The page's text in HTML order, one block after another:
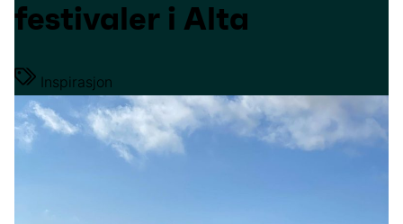
festivaler i Alta
Inspirasjon